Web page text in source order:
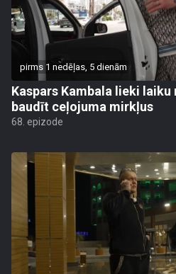
pirms 1 nedēļas, 5 dienām
Kaspars Kambala lieki
baudīt ceļojuma mirkļus
68. epizode